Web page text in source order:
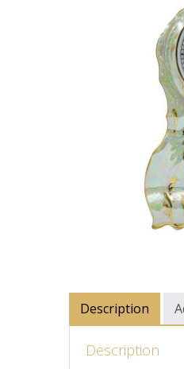
Description
Description